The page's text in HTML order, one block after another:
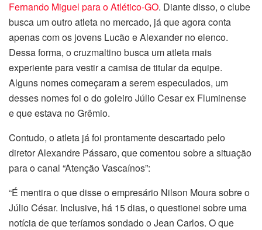
Fernando Miguel para o Atlético-GO. Diante disso, o clube
busca um outro atleta no mercado, já que agora conta
apenas com os jovens Lucão e Alexander no elenco.
Dessa forma, o cruzmaltino busca um atleta mais
experiente para vestir a camisa de titular da equipe.
Alguns nomes começaram a serem especulados, um
desses nomes foi o do goleiro Júlio Cesar ex Fluminense
e que estava no Grêmio.
Contudo, o atleta já foi prontamente descartado pelo
diretor Alexandre Pássaro, que comentou sobre a situação
para o canal “Atenção Vascaínos”:
“É mentira o que disse o empresário Nilson Moura sobre o
Júlio César. Inclusive, há 15 dias, o questionei sobre uma
notícia de que teríamos sondado o Jean Carlos. O que